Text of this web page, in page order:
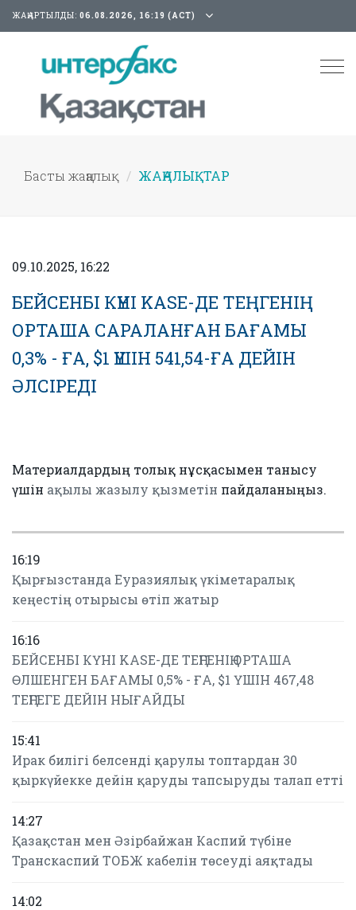
ЖАҢАРТЫЛДЫ: 06.08.2026, 16:19 (АСТ)
Басты жаңалық ЖАҢАЛЫҚТАР
09.10.2025, 16:22
БЕЙСЕНБІ КҮНІ KASE-ДЕ ТЕҢГЕНІҢ
ОРТАША САРАЛАНҒАН БАҒАМЫ
0,3% - ҒА, $1 ҮШІН 541,54-ҒА ДЕЙІН
ӘЛСІРЕДІ
Материалдардың толық нұсқасымен танысу
үшін ақылы жазылу қызметін пайдаланыңыз.
16:19
Қырғызстанда Еуразиялық үкіметаралық
кеңестің отырысы өтіп жатыр
16:16
БЕЙСЕНБІ КҮНІ KASE-ДЕ ТЕҢГЕНІҢ ОРТАША
ӨЛШЕНГЕН БАҒАМЫ 0,5% - ҒА, $1 ҮШІН 467,48
ТЕҢГЕГЕ ДЕЙІН НЫҒАЙДЫ
15:41
Ирак билігі белсенді қарулы топтардан 30
қыркүйекке дейін қаруды тапсыруды талап етті
14:27
Қазақстан мен Әзірбайжан Каспий түбіне
Транскаспий ТОБЖ кабелін төсеуді аяқтады
14:02